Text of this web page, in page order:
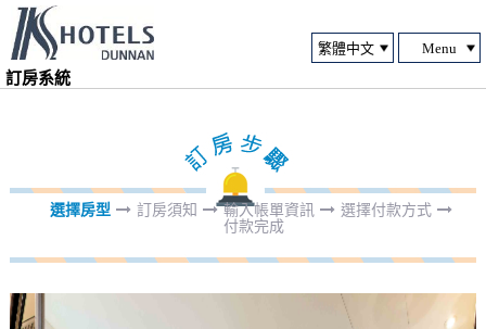
訂房系統
Menu
選擇房型 訂房須知 輸入帳單資訊
選擇付款方式
付款完成